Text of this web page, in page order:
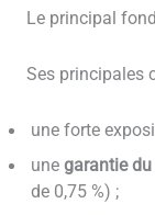
Le principal
Ses principales
une forte
une garantie du
de 0,75 %) ;